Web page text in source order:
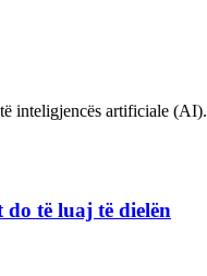
inteligjencës artificiale
të luaj të dielën